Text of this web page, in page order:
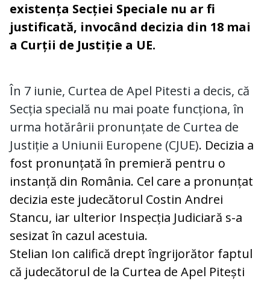
existența Secției Speciale nu ar fi
justificată, invocând decizia din 18 mai
a Curții de Justiție a UE.
În 7 iunie, Curtea de Apel Pitesti a decis, că
Secția specială nu mai poate funcționa, în
urma hotărârii pronunțate de Curtea de
Justiție a Uniunii Europene (CJUE). Decizia a
fost pronunțată în premieră pentru o
instanță din România. Cel care a pronunțat
decizia este judecătorul Costin Andrei
Stancu, iar ulterior Inspecția Judiciară s-a
sesizat în cazul acestuia.
Stelian Ion califică drept îngrijorător faptul
că judecătorul de la Curtea de Apel Pitești